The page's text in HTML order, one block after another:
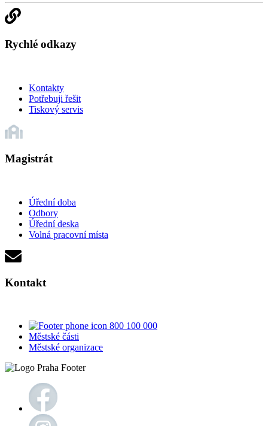
Rychlé odkazy
Kontakty
Potřebuji řešit
Tiskový servis
Magistrát
Úřední doba
Odbory
Úřední deska
Volná pracovní místa
Kontakt
800 100 000
Městské části
Městské organizace